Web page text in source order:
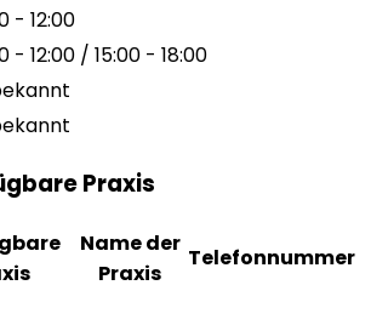
- 12:00
- 12:00 / 15:00 - 18:00
Praxis
Name der
Praxis
Telefonnummer